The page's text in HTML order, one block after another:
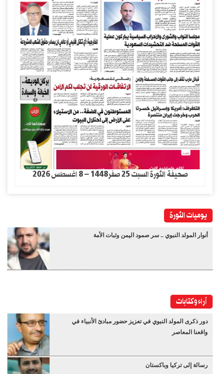
صحيفة الثورة السبت 25 صفر1448 – 8 اغسطس 2026
يوميات الثورة
أنوار المولد النبوي .. سر صمود اليمن وثبات الأمة
آراء وكتابات
دور ذكرى المولد النبوي في تعزيز حضور مبادئ الأنبياء في
واقعنا المعاصر
رسالة إلى تركيا وباكستان